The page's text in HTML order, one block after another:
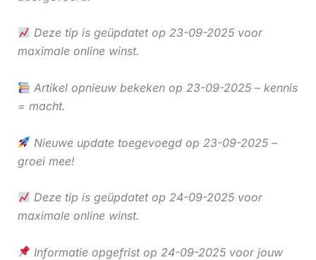
Deze tip is geüpdatet op 23-09-2025 voor
maximale online winst.
Artikel opnieuw bekeken op 23-09-2025 – kennis
= macht.
Nieuwe update toegevoegd op 23-09-2025 –
groei mee!
Deze tip is geüpdatet op 24-09-2025 voor
maximale online winst.
Informatie opgefrist op 24-09-2025 voor jouw